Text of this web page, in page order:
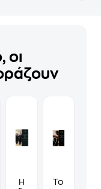
οι
Η
Το